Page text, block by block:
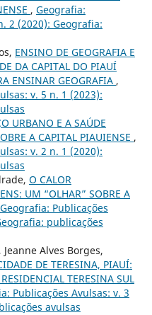
, Geografia:
2 (2020): Geografia:
ENSINO DE GEOGRAFIA E
DA CAPITAL DO PIAUÍ
ENSINAR GEOGRAFIA ,
v. 5 n. 1 (2023):
URBANO E A SAÚDE
A CAPITAL PIAUIENSE ,
v. 2 n. 1 (2020):
O CALOR
UM “OLHAR” SOBRE A
Geografia: Publicações
publicações
Alves Borges,
DE TERESINA, PIAUÍ:
TERESINA SUL
Publicações Avulsas: v. 3
avulsas